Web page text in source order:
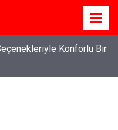
Konforlu Bir